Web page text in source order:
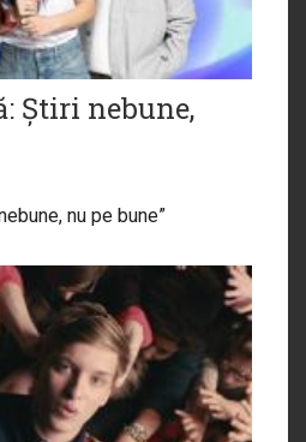
Știri nebune,
nu pe bune”